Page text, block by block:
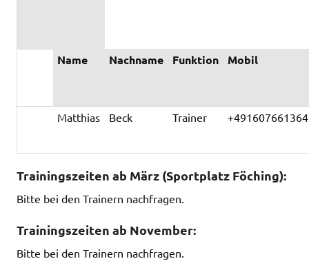
Name Nachname Funktion Mobil
Matthias Beck Trainer +491607661364
Trainingszeiten ab März (Sportplatz Föching):
Bitte bei den Trainern nachfragen.
Trainingszeiten ab November:
Bitte bei den Trainern nachfragen.